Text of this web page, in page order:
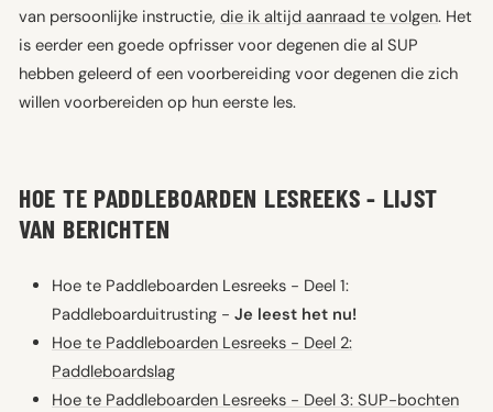
van persoonlijke instructie, die ik altijd aanraad te volgen. Het
is eerder een goede opfrisser voor degenen die al SUP
hebben geleerd of een voorbereiding voor degenen die zich
willen voorbereiden op hun eerste les.
HOE TE PADDLEBOARDEN LESREEKS - LIJST
VAN BERICHTEN
Hoe te Paddleboarden Lesreeks - Deel 1:
Paddleboarduitrusting - Je leest het nu!
Hoe te Paddleboarden Lesreeks - Deel 2:
Paddleboardslag
Hoe te Paddleboarden Lesreeks - Deel 3: SUP-bochten